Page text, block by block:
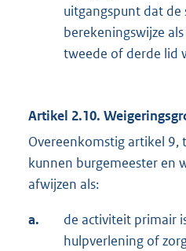
uitgangspunt dat de
berekeningswijze
tweede of derde lid
Artikel 2.10.
Overeenkomstig artikel 9,
kunnen burgemeester en
afwijzen als:
a.
de activiteit primair
hulpverlening of